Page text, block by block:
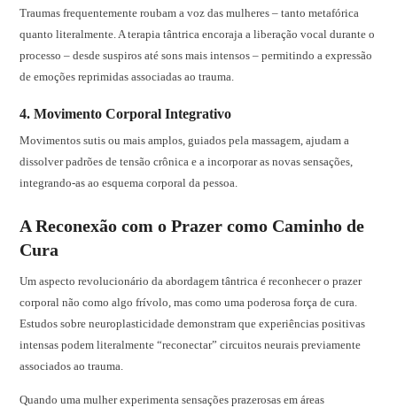
Traumas frequentemente roubam a voz das mulheres – tanto metafórica
quanto literalmente. A terapia tântrica encoraja a liberação vocal durante o
processo – desde suspiros até sons mais intensos – permitindo a expressão
de emoções reprimidas associadas ao trauma.
4. Movimento Corporal Integrativo
Movimentos sutis ou mais amplos, guiados pela massagem, ajudam a
dissolver padrões de tensão crônica e a incorporar as novas sensações,
integrando-as ao esquema corporal da pessoa.
A Reconexão com o Prazer como Caminho de
Cura
Um aspecto revolucionário da abordagem tântrica é reconhecer o prazer
corporal não como algo frívolo, mas como uma poderosa força de cura.
Estudos sobre neuroplasticidade demonstram que experiências positivas
intensas podem literalmente “reconectar” circuitos neurais previamente
associados ao trauma.
Quando uma mulher experimenta sensações prazerosas em áreas